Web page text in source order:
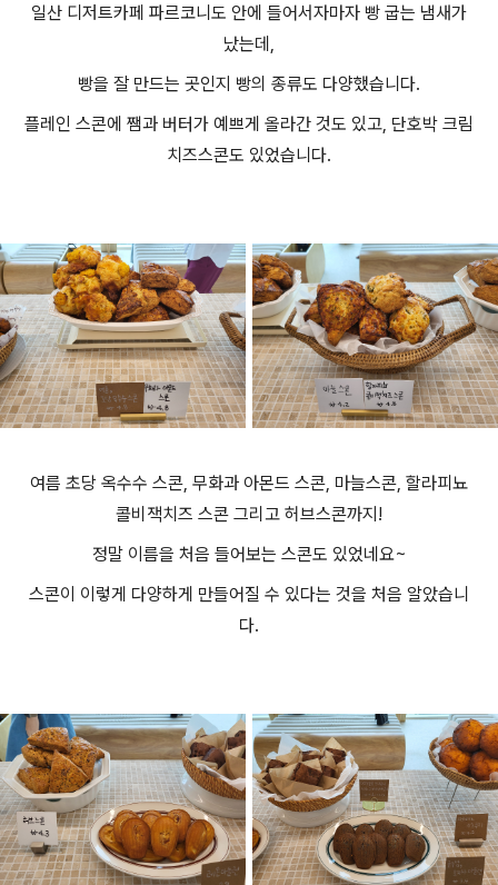
일산 디저트카페 파르코니도 안에 들어서자마자 빵 굽는 냄새가
났는데,
빵을 잘 만드는 곳인지 빵의 종류도 다양했습니다.
플레인 스콘에 쨈과 버터가 예쁘게 올라간 것도 있고, 단호박 크림
치즈스콘도 있었습니다.
여름 초당 옥수수 스콘, 무화과 아몬드 스콘, 마늘스콘, 할라피뇨
콜비잭치즈 스콘 그리고 허브스콘까지!
정말 이름을 처음 들어보는 스콘도 있었네요~
스콘이 이렇게 다양하게 만들어질 수 있다는 것을 처음 알았습니
다.